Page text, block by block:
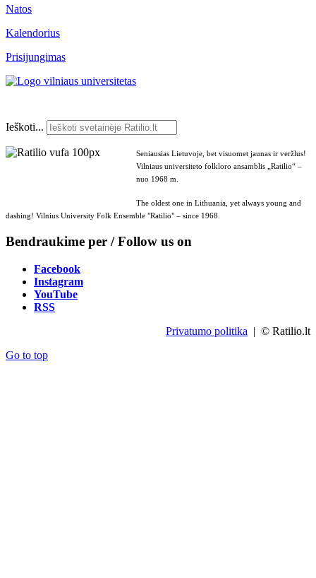
Natos
Kalendorius
Prisijungimas
Ieškoti...
Seniausias Lietuvoje, bet visuomet jaunas ir veržlus!
Vilniaus universiteto folkloro ansamblis „Ratilio“ –
nuo 1968 m.
The oldest one in Lithuania, yet always young and
dashing! Vilnius University Folk Ensemble "Ratilio" – since 1968.
Bendraukime per / Follow us on
Facebook
Instagram
YouTube
RSS
Privatumo politika | © Ratilio.lt
Go to top